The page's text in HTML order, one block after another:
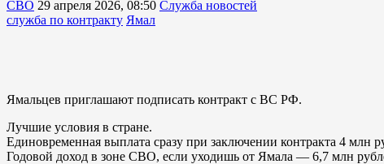
СВО 29 апреля 2026, 08:50 Служба новостей
служба по контракту Ямал
Ямальцев приглашают подписать контракт с ВС РФ.
Лучшие условия в стране.
Единовременная выплата сразу при заключении контракта 4 млн
Годовой доход в зоне СВО, если уходишь от Ямала — 6,7 млн